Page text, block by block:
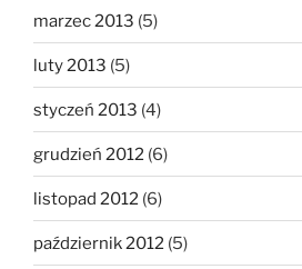
marzec 2013 (5)
luty 2013 (5)
styczeń 2013 (4)
grudzień 2012 (6)
listopad 2012 (6)
październik 2012 (5)